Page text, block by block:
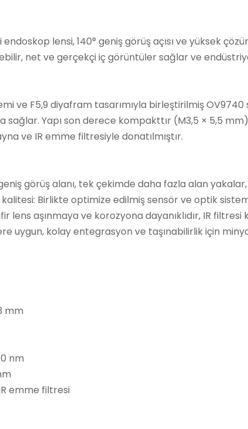
endoskop lensi, 140° geniş görüş açısı ve yüksek
net ve gerçekçi iç görüntüler sağlar ve
ve F5,9 diyafram tasarımıyla birleştirilmiş
sağlar. Yapı son derece kompakttır (M3,5 × 5,5
ve IR emme filtresiyle donatılmıştır.
görüş alanı, tek çekimde daha fazla alan
Birlikte optimize edilmiş sensör ve optik
lens aşınmaya ve korozyona dayanıklıdır, IR filtresi
uygun, kolay entegrasyon ve taşınabilirlik için
mm
nm
emme filtresi